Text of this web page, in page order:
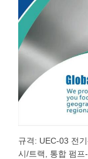
규격: UEC-03 전
시/트랙, 통합 펌